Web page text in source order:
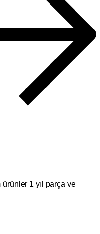
ürünler 1 yıl parça ve